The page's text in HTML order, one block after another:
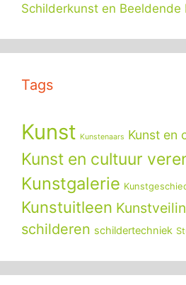
Schilderkunst en Beeldende
Tags
Kunst Kunstenaars Kunst en
Kunst en cultuur
Kunstgalerie
Kunstuitleen
schilderen schildertechniek